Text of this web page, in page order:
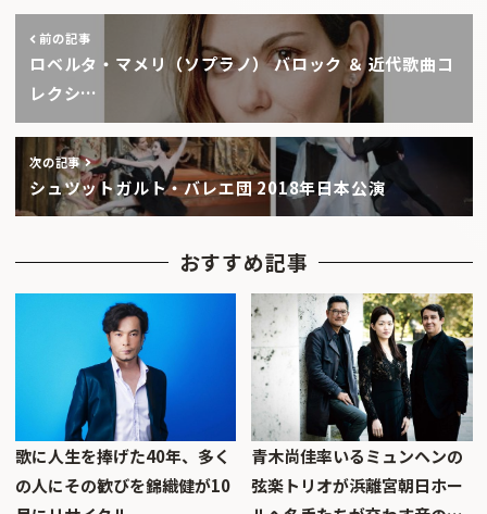
前の記事
ロベルタ・マメリ（ソプラノ） バロック ＆ 近代歌曲コ
レクシ…
次の記事
シュツットガルト・バレエ団 2018年日本公演
おすすめ記事
歌に人生を捧げた40年、多く
の人にその歓びを錦織健が10
青木尚佳率いるミュンヘンの
弦楽トリオが浜離宮朝日ホー